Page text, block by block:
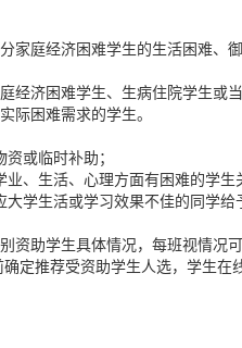
家庭经济困难学生的生活困难、
经济困难学生、生病住院学生或
际困难需求的学生。
或临时补助；
业、生活、心理方面有困难的学生
大学生活或学习效果不佳的同学
资助学生具体情况，每班视情况
确定推荐受资助学生人选，学生在